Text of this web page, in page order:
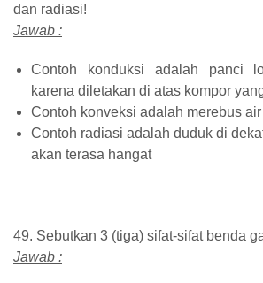
dan radiasi!
Jawab :
Contoh konduksi adalah panci
karena diletakan di atas kompor
Contoh konveksi adalah merebus
Contoh radiasi adalah duduk di
akan terasa hangat
49. Sebutkan 3 (tiga) sifat-sifat benda
Jawab :